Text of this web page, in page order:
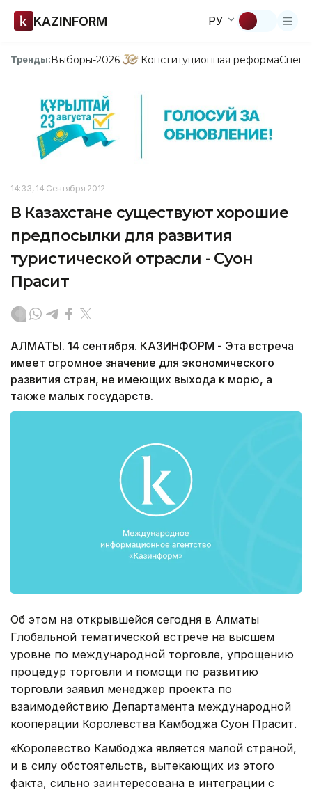
KAZINFORM РУ
Тренды:Выборы-2026 Конституционная реформа
14:33, 14 Сентября 2012
В Казахстане существуют хорошие
предпосылки для развития
туристической отрасли - Суон
Прасит
АЛМАТЫ. 14 сентября. КАЗИНФОРМ - Эта встреча
имеет огромное значение для экономического
развития стран, не имеющих выхода к морю, а
также малых государств.
Об этом на открывшейся сегодня в Алматы
Глобальной тематической встрече на высшем
уровне по международной торговле, упрощению
процедур торговли и помощи по развитию
торговли заявил менеджер проекта по
взаимодействию Департамента международной
кооперации Королевства Камбоджа Суон Прасит.
«Королевство Камбоджа является малой страной,
и в силу обстоятельств, вытекающих из этого
факта, сильно заинтересована в интеграции с